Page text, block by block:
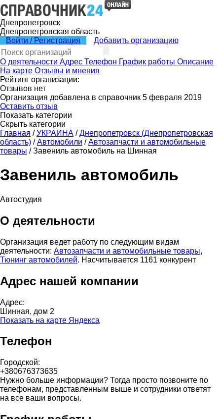
Днепропетровск
Днепропетровская область
Войти / Регистрация
Добавить организацию
О деятельности Адрес Телефон График работы Описание
На карте Отзывы и мнения
Рейтинг организации:
Отзывов нет
Организация добавлена в справочник 5 февраля 2019
Оставить отзыв
Показать категории
Скрыть категории
Главная / УКРАИНА / Днепропетровск (Днепропетровская
область) / Автомобили / Автозапчасти и автомобильные
товары / Завениль автомобиль на Шинная
Завениль автомобиль
Автостудия
О деятельности
Организация ведет работу по следующим видам
деятельности: Автозапчасти и автомобильные товары,
Тюнинг автомобилей. Насчитывается 1161 конкурент
Адрес нашей компании
Адрес:
Шинная, дом 2
Показать на карте Яндекса
Телефон
Городской:
+380676373635
Нужно больше информации? Тогда просто позвоните по
телефонам, представленным выше и сотрудники ответят
на все ваши вопросы.